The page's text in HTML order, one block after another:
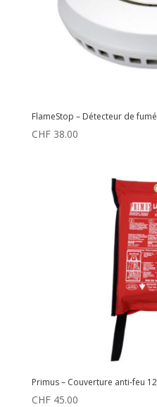
FlameStop – Détecteur de
CHF38.00
Primus – Couverture anti-feu
CHF45.00